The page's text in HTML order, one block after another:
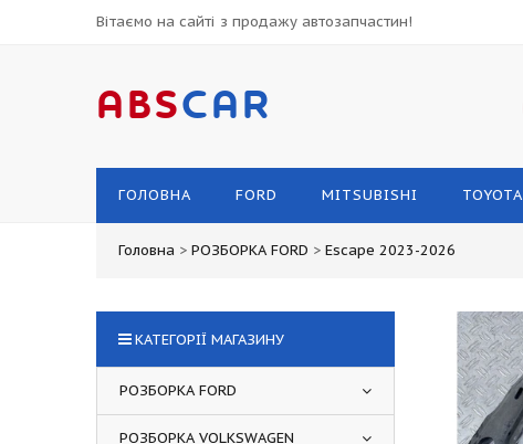
Вітаємо на сайті з продажу автозапчастин!
ABSCAR
ГОЛОВНА FORD MITSUBISHI TOYOTA
Головна > РОЗБОРКА FORD > Escape 2023-2026
КАТЕГОРІЇ МАГАЗИНУ
РОЗБОРКА FORD
РОЗБОРКА VOLKSWAGEN